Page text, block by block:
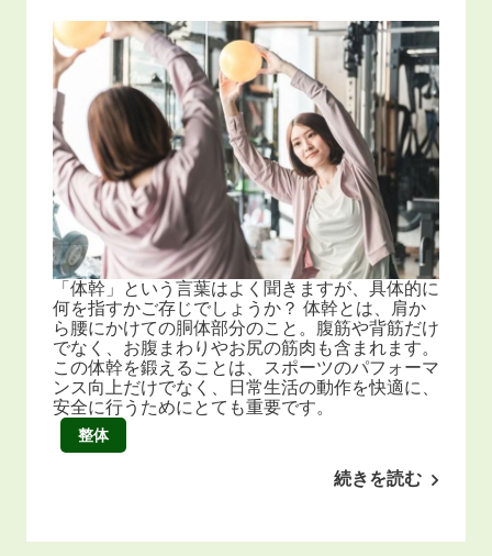
「体幹」という言葉はよく聞きますが、具体的に
何を指すかご存じでしょうか？ 体幹とは、肩か
ら腰にかけての胴体部分のこと。腹筋や背筋だけ
でなく、お腹まわりやお尻の筋肉も含まれます。
この体幹を鍛えることは、スポーツのパフォーマ
ンス向上だけでなく、日常生活の動作を快適に、
安全に行うためにとても重要です。
整体
続きを読む